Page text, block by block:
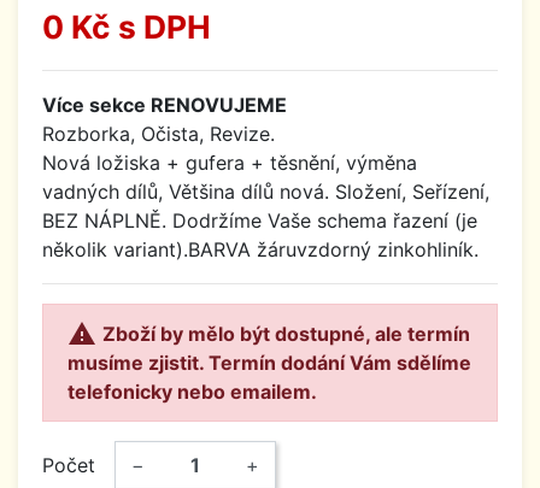
0 Kč s DPH
Více sekce RENOVUJEME
Rozborka, Očista, Revize.
Nová ložiska + gufera + těsnění, výměna
vadných dílů, Většina dílů nová. Složení, Seřízení,
BEZ NÁPLNĚ. Dodržíme Vaše schema řazení (je
několik variant).BARVA žáruvzdorný zinkohliník.
 Zboží by mělo být dostupné, ale termín
musíme zjistit. Termín dodání Vám sdělíme
telefonicky nebo emailem.
Počet − +